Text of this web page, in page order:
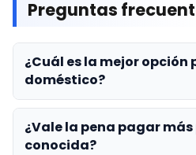
Preguntas
¿Cuál es la mejor opción
doméstico?
¿Vale la pena pagar
conocida?